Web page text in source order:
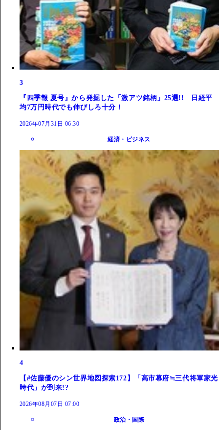
3
『四季報 夏号』から発掘した「激アツ銘柄」25選!! 日経平
均7万円時代でも伸びしろ十分！
2026年07月31日 06:30
経済・ビジネス
4
【#佐藤優のシン世界地図探索172】「高市幕府≒三代将軍家光
時代」が到来!?
2026年08月07日 07:00
政治・国際